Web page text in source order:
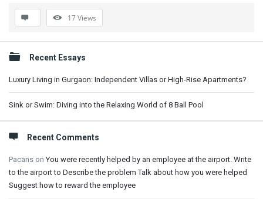
17Views
Sidebar
Recent Essays
Luxury Living in Gurgaon: Independent Villas or High-Rise Apartments?
Sink or Swim: Diving into the Relaxing World of 8 Ball Pool
Recent Comments
Pacans onYou were recently helped by an employee at the airport. Write
to the airport to Describe the problem Talk about how you were helped
Suggest how to reward the employee